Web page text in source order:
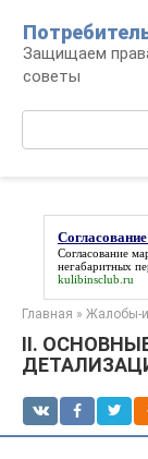
контенту
Защищаем
советы
Согласование
негабаритных
kulibinsclub.ru
Главная » Жалобы-
II.